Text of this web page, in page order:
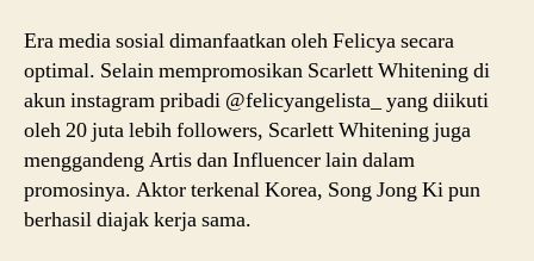
Era media sosial dimanfaatkan oleh Felicya secara
optimal. Selain mempromosikan Scarlett Whitening di
akun instagram pribadi @felicyangelista_ yang diikuti
oleh 20 juta lebih followers, Scarlett Whitening juga
menggandeng Artis dan Influencer lain dalam
promosinya. Aktor terkenal Korea, Song Jong Ki pun
berhasil diajak kerja sama.